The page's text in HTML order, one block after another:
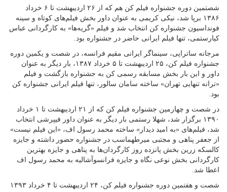
شصتمین دوره جشنواره فیلم کن هم که از ۲۶ اردیبهشت تا ۶ خرداد
۱۳۸۶ برپا شد، نیکی کریمی به عنوان داور بخش فیلم‌های کوتاه و سینه
فونداسیون جشنواره کن انتخاب شد و فیلم «گریه‌ها» به کارگردانی عباس
کیارستمی، تنها فیلم ایرانی حاضر در جشنواره بود.
مرجانه ساتراپی، سینماگر ایرانی مقیم فرانسه، در شصت و یکمین دوره
جشنواره فیلم کن، ۲۵ اردیبهشت تا ۵ خرداد ۱۳۸۷، بار دیگر به عنوان
داور و این بار بخش مسابقه رسمی کن به جشنواره بازگشت و فیلم
«ترانه تنهایی تهران» ساخته سامان سالور، تنها فیلم ایرانی جشنواره کن
بود.
در شصت و چهارمین جشنواره فیلم کن که از ۲۱ اردیبهشت تا ۱ خرداد
۱۳۹۰ برگزار شد، شهلا رستمی بار دیگر به عنوان داور فیپرشی انتخاب
شد، فیلم‌های «به امید دیدار» ساخته محمد رسول اف، «این فیلم نیست»
از جعفر پناهی و مجتبی میرطهماسب در جشنواره حضور داشته و جایزه
کالسکه زرین بخش پانزده روز کارگردان‌ها به پناهی و جایزه بهترین
کارگردانی بخش نوعی نگاه و جایزه فرانسوآشالیه به محمد رسول اف
اعطا شد.
شصت و هفتمین دوره جشنواره فیلم کن، ۲۴ اردیبهشت تا ۴ خرداد ۱۳۹۳